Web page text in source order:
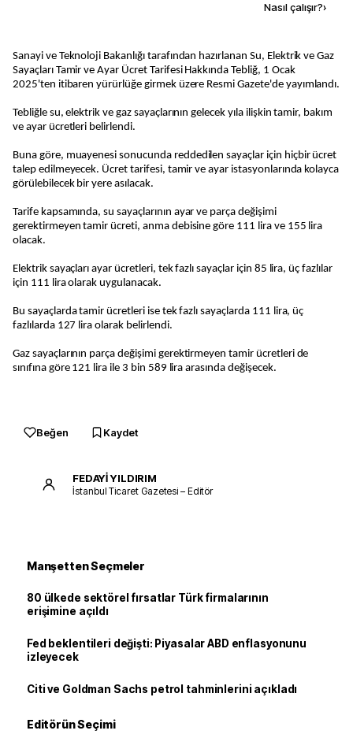
Nasıl çalışır?›
Sanayi ve Teknoloji Bakanlığı tarafından hazırlanan Su, Elektrik ve Gaz
Sayaçları Tamir ve Ayar Ücret Tarifesi Hakkında Tebliğ, 1 Ocak
2025'ten itibaren yürürlüğe girmek üzere Resmi Gazete'de yayımlandı.
Tebliğle su, elektrik ve gaz sayaçlarının gelecek yıla ilişkin tamir, bakım
ve ayar ücretleri belirlendi.
Buna göre, muayenesi sonucunda reddedilen sayaçlar için hiçbir ücret
talep edilmeyecek. Ücret tarifesi, tamir ve ayar istasyonlarında kolayca
görülebilecek bir yere asılacak.
Tarife kapsamında, su sayaçlarının ayar ve parça değişimi
gerektirmeyen tamir ücreti, anma debisine göre 111 lira ve 155 lira
olacak.
Elektrik sayaçları ayar ücretleri, tek fazlı sayaçlar için 85 lira, üç fazlılar
için 111 lira olarak uygulanacak.
Bu sayaçlarda tamir ücretleri ise tek fazlı sayaçlarda 111 lira, üç
fazlılarda 127 lira olarak belirlendi.
Gaz sayaçlarının parça değişimi gerektirmeyen tamir ücretleri de
sınıfına göre 121 lira ile 3 bin 589 lira arasında değişecek.
Beğen Kaydet
FEDAYİ YILDIRIM
İstanbul Ticaret Gazetesi – Editör
Manşetten Seçmeler
80 ülkede sektörel fırsatlar Türk firmalarının
erişimine açıldı
Fed beklentileri değişti: Piyasalar ABD enflasyonunu
izleyecek
Citi ve Goldman Sachs petrol tahminlerini açıkladı
Editörün Seçimi